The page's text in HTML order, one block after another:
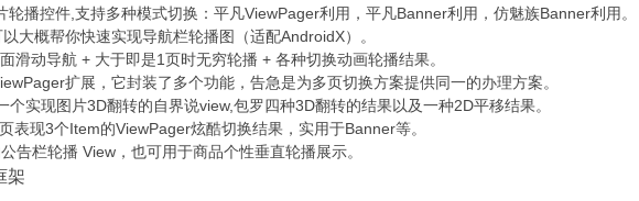
播控件,支持多种模式切换：平凡ViewPager利用，平凡Banner利用，仿魅族Banner利用。
大概帮你快速实现导航栏轮播图（适配AndroidX）。
滑动导航 + 大于即是1页时无穷轮播 + 各种切换动画轮播结果。
扩展，它封装了多个功能，告急是为多页切换方案提供同一的办理方案。
实现图片3D翻转的自界说view,包罗四种3D翻转的结果以及一种2D平移结果。
表现3个Item的ViewPager炫酷切换结果，实用于Banner等。
告栏轮播 View，也可用于商品个性垂直轮播展示。
架